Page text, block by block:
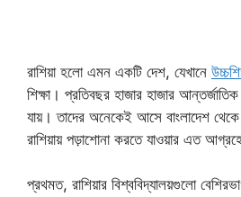
রাশিয়া হলো এমন একটি দেশ, যেখানে
শিক্ষা। প্রতিবছর হাজার হাজার আন্তর্জাতিক
যায়। তাদের অনেকেই আসে বাংলাদেশ
রাশিয়ায় পড়াশোনা করতে যাওয়ার এত
প্রথমত, রাশিয়ার বিশ্ববিদ্যালয়গুলো